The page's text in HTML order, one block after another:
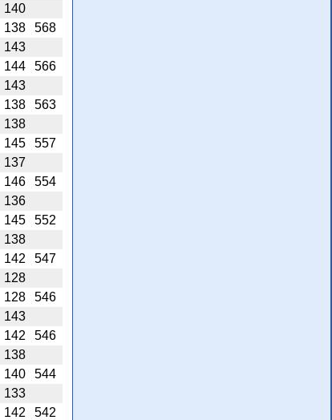
140
138
568
143
144
566
143
138
563
138
145
557
137
146
554
136
145
552
138
142
547
128
128
546
143
142
546
138
140
544
133
142 542